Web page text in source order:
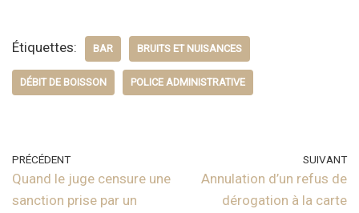
Étiquettes: BAR BRUITS ET NUISANCES
DÉBIT DE BOISSON POLICE ADMINISTRATIVE
PRÉCÉDENT
Quand le juge censure une
sanction prise par un
SUIVANT
Annulation d’un refus de
dérogation à la carte